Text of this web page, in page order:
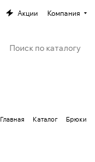
Акции Компания
Главная Каталог Брюки